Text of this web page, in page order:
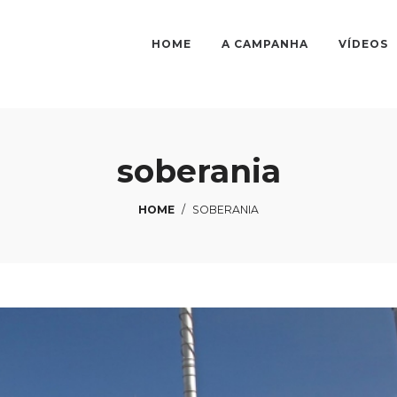
HOME A CAMPANHA VÍDEOS
soberania
HOME / SOBERANIA